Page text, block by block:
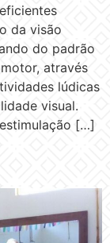
da visão
do padrão
através
lúdicas
visual.
[…]